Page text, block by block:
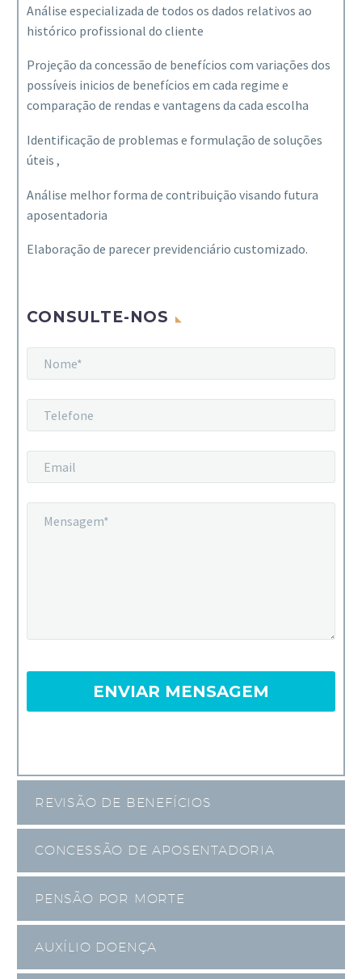
Análise especializada de todos os dados relativos ao
histórico profissional do cliente
Projeção da concessão de benefícios com variações dos
possíveis inicios de benefícios em cada regime e
comparação de rendas e vantagens da cada escolha
Identificação de problemas e formulação de soluções
úteis ,
Análise melhor forma de contribuição visando futura
aposentadoria
Elaboração de parecer previdenciário customizado.
CONSULTE-NOS
REVISÃO DE BENEFÍCIOS
CONCESSÃO DE APOSENTADORIA
PENSÃO POR MORTE
AUXÍLIO DOENÇA